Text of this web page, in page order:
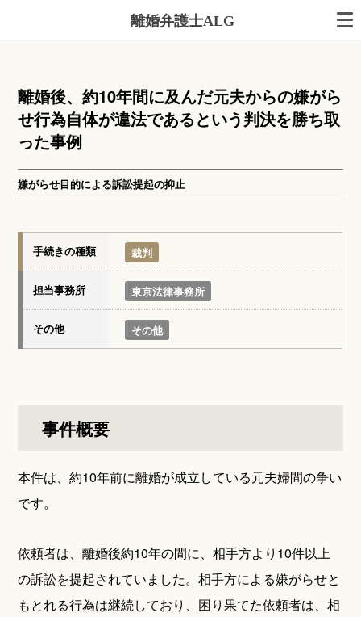
離婚弁護士ALG
離婚後、約10年間に及んだ元夫からの嫌がら
せ行為自体が違法であるという判決を勝ち取
った事例
嫌がらせ目的による訴訟提起の抑止
手続きの種類 裁判
担当事務所 東京法律事務所
その他 その他
事件概要
本件は、約10年前に離婚が成立している元夫婦間の争い
です。
依頼者は、離婚後約10年の間に、相手方より10件以上
の訴訟を提起されていました。相手方による嫌がらせと
もとれる行為は継続しており、困り果てた依頼者は、相